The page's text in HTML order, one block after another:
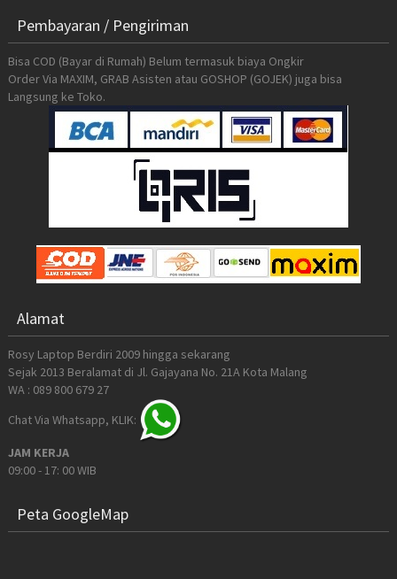
Pembayaran / Pengiriman
Bisa COD (Bayar di Rumah) Belum termasuk biaya Ongkir
Order Via MAXIM, GRAB Asisten atau GOSHOP (GOJEK) juga bisa
Langsung ke Toko.
Alamat
Rosy Laptop Berdiri 2009 hingga sekarang
Sejak 2013 Beralamat di Jl. Gajayana No. 21A Kota Malang
WA : 089 800 679 27
Chat Via Whatsapp, KLIK:
JAM KERJA
09:00 - 17: 00 WIB
Peta GoogleMap